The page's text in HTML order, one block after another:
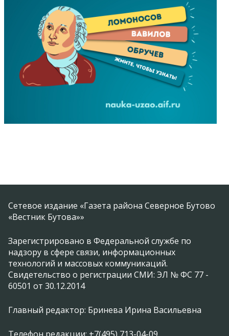
Сетевое издание «Газета района Северное Бутово
«Вестник Бутова»»
Зарегистрировано в Федеральной службе по
надзору в сфере связи, информационных
технологий и массовых коммуникаций.
Свидетельство о регистрации СМИ: ЭЛ № ФС 77 -
60501 от 30.12.2014
Главный редактор: Бринева Ирина Васильевна